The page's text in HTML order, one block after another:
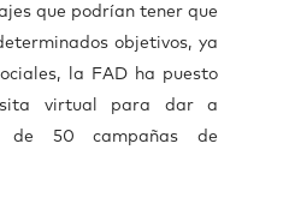
que podrían tener que
objetivos, ya
la FAD ha puesto
virtual para dar a
de 50 campañas de